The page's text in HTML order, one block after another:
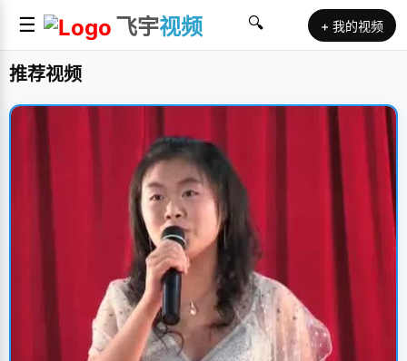
☰ 飞宇视频 🔍 + 我的视频
推荐视频